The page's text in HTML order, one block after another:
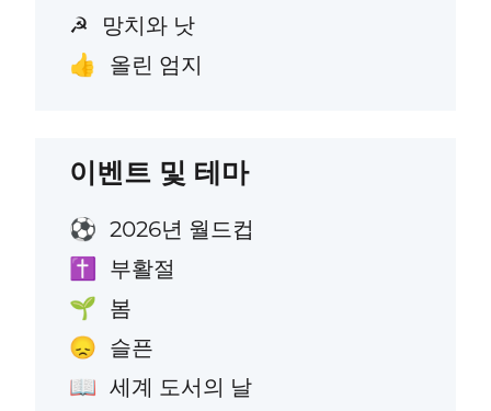
☭ 망치와 낫
👍 올린 엄지
이벤트 및 테마
⚽ 2026년 월드컵
✝️ 부활절
🌱 봄
😞 슬픈
📖 세계 도서의 날